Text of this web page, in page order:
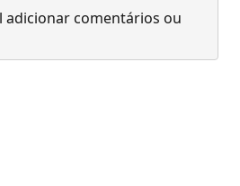
adicionar comentários ou